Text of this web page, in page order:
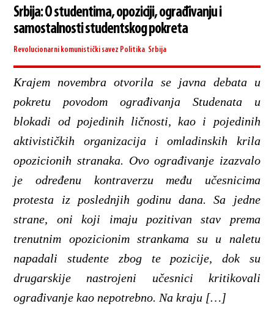
Srbija: O studentima, opoziciji, ograđivanju i
samostalnosti studentskog pokreta
Revolucionarni komunistički savez Politika Srbija
Krajem novembra otvorila se javna debata u
pokretu povodom ograđivanja Studenata u
blokadi od pojedinih ličnosti, kao i pojedinih
aktivističkih organizacija i omladinskih krila
opozicionih stranaka. Ovo ograđivanje izazvalo
je određenu kontraverzu među učesnicima
protesta iz poslednjih godinu dana. Sa jedne
strane, oni koji imaju pozitivan stav prema
trenutnim opozicionim strankama su u naletu
napadali studente zbog te pozicije, dok su
drugarskije nastrojeni učesnici kritikovali
ograđivanje kao nepotrebno. Na kraju […]